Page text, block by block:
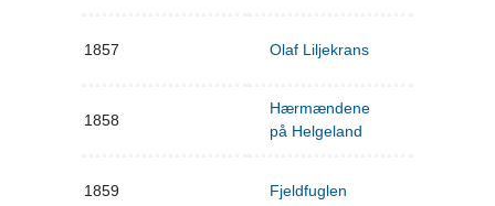
1857 Olaf Liljekrans
1858
Hærmændene
på Helgeland
1859 Fjeldfuglen